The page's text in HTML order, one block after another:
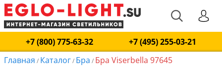
+7 (800) 775-63-32
+7 (495) 255-03-21
Главная / Каталог/ Бра / Бра Viserbella 97645